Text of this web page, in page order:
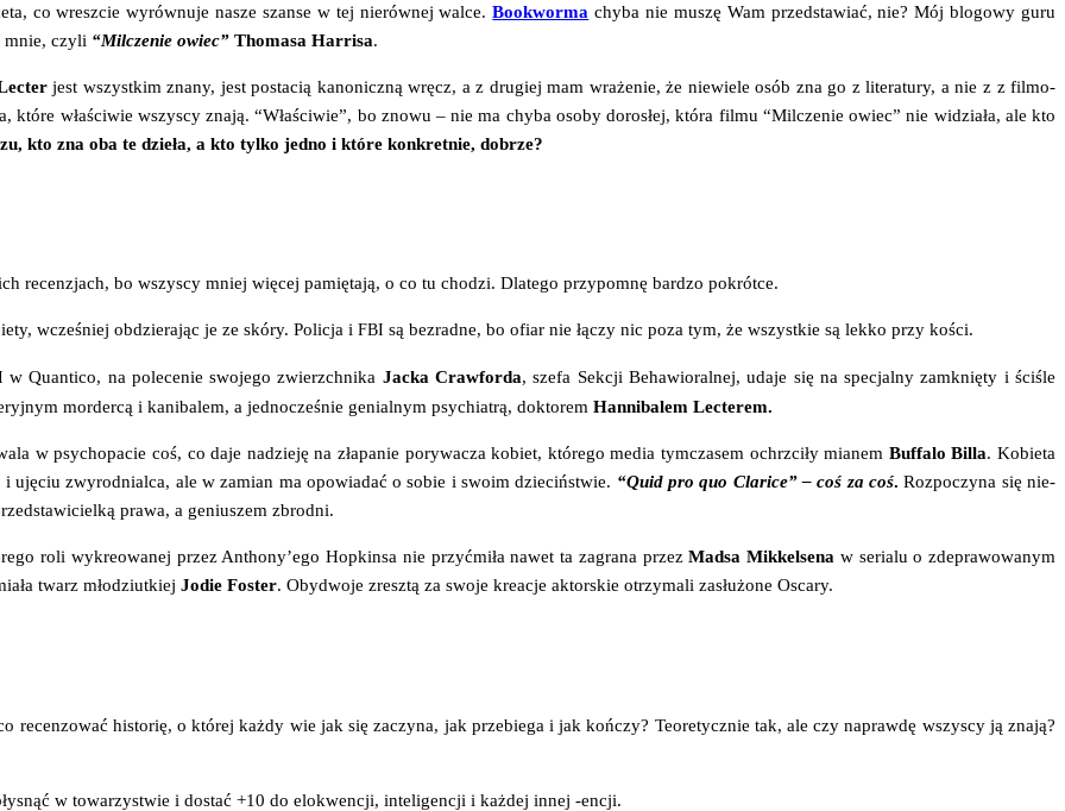
co wresz­cie wyrów­nu­je nasze szan­se w tej nie­rów­nej wal­ce.Bookwor­ma chy­ba nie muszę Wam przed­sta­wiać, nie? Mój blo­go­wy guru
mnie, czy­li “Mil­cze­nie owiec” Tho­ma­sa Har­ri­sa.
jest wszyst­kim zna­ny, jest posta­cią kano­nicz­ną wręcz, a z dru­giej mam wra­że­nie, że nie­wie­le osób zna go z lite­ra­tu­ry, a nie z z fil­mo­
któ­re wła­ści­wie wszy­scy zna­ją. “Wła­ści­wie”, bo zno­wu – nie ma chy­ba oso­by doro­słej, któ­ra fil­mu “Mil­cze­nie owiec” nie widzia­ła, ale kto
kto zna oba te dzie­ła, a kto tyl­ko jed­no i któ­re kon­kret­nie, dobrze?
recen­zjach, bo wszy­scy mniej wię­cej pamię­ta­ją, o co tu cho­dzi. Dla­te­go przy­po­mnę bar­dzo pokrótce.
wcze­śniej obdzie­ra­jąc je ze skó­ry. Poli­cja i FBI są bez­rad­ne, bo ofiar nie łączy nic poza tym, że wszyst­kie są lek­ko przy kości.
w Quan­ti­co, na pole­ce­nie swo­je­go zwierzch­ni­ka Jac­ka Craw­for­da, sze­fa Sek­cji Beha­wio­ral­nej, uda­je się na spe­cjal­ny zamknię­ty i ści­śle
mor­der­cą i kani­ba­lem, a jed­no­cze­śnie genial­nym psy­chia­trą, dok­to­rem Han­ni­ba­lem Lec­te­rem.
w psy­cho­pa­cie coś, co daje nadzie­ję na zła­pa­nie pory­wa­cza kobiet, któ­re­go media tym­cza­sem ochrzci­ły mia­nem Buf­fa­lo Bil­la. Kobie­ta
zwy­rod­nial­ca, ale w zamian ma opo­wia­dać o sobie i swo­im dzie­ciń­stwie. “Quid pro quo Cla­ri­ce” – coś za coś. Roz­po­czy­na się nie­
pra­wa, a geniu­szem zbrodni.
roli wykre­owa­nej przez Antho­ny­’e­go Hop­kin­sa nie przy­ćmi­ła nawet ta zagra­na przezMad­sa Mik­kel­se­na w seria­lu o zde­pra­wo­wa­nym
twarz mło­dziut­kiej Jodie Foster. Oby­dwo­je zresz­tą za swo­je kre­acje aktor­skie otrzy­ma­li zasłu­żo­ne Oscary.
recen­zo­wać histo­rię, o któ­rej każ­dy wie jak się zaczy­na, jak prze­bie­ga i jak koń­czy? Teo­re­tycz­nie tak, ale czy napraw­dę wszy­scy ją zna­ją?
w towa­rzy­stwie i dostać +10 do elo­kwen­cji, inte­li­gen­cji i każ­dej innej ‑encji.